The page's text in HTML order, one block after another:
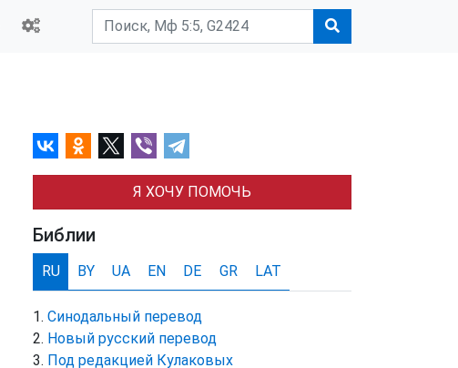
Я ХОЧУ ПОМОЧЬ
Библии
RU BY UA EN DE GR LAT
Синодальный перевод
Новый русский перевод
Под редакцией Кулаковых